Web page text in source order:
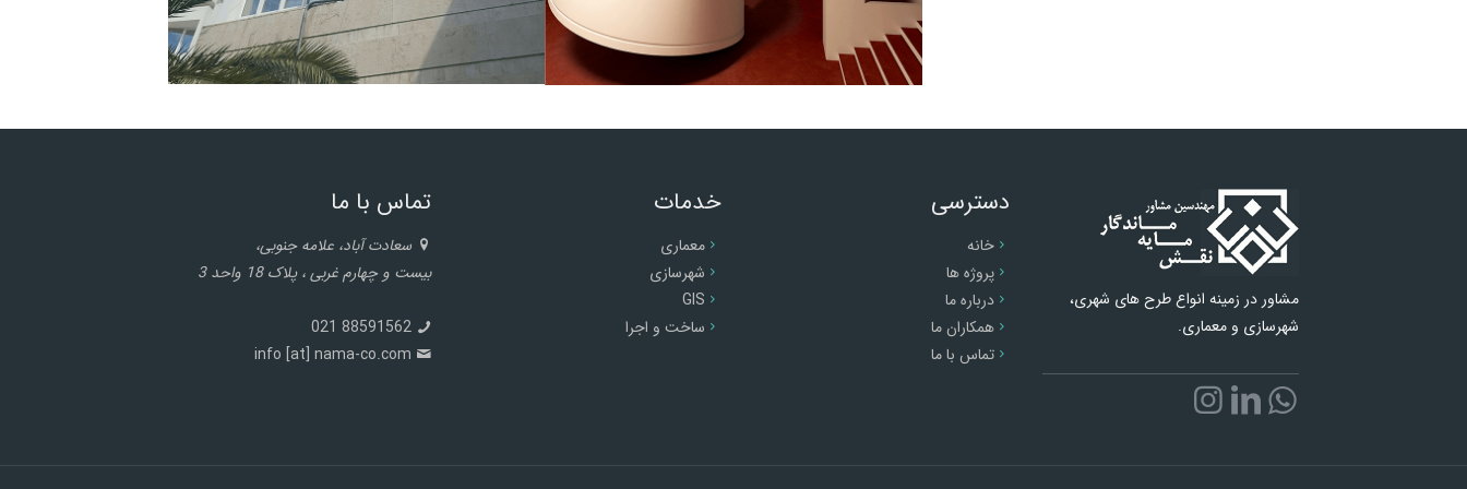
مشاور در زمینه انواع طرح های شهری،
شهرسازی و معماری.
دسترسی
خانه
پروژه ها
درباره ما
همکاران ما
تماس با ما
خدمات
معماری
شهرسازی
GIS
ساخت و اجرا
تماس با ما
سعادت آباد، علامه جنوبی،
بیست و چهارم غربی ، پلاک 18 واحد 3
88591562 021